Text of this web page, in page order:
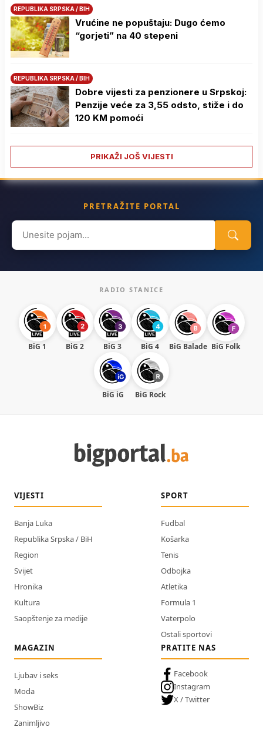
REPUBLIKA SRPSKA / BIH
Vrućine ne popuštaju: Dugo ćemo
“gorjeti” na 40 stepeni
REPUBLIKA SRPSKA / BIH
Dobre vijesti za penzionere u Srpskoj:
Penzije veće za 3,55 odsto, stiže i do
120 KM pomoći
PRIKAŽI JOŠ VIJESTI
PRETRAŽITE PORTAL
Search
for:
RADIO STANICE
BiG 1 BiG 2 BiG 3 BiG 4 BiG Balade BiG Folk
BiG iG BiG Rock
VIJESTI
Banja Luka
Republika Srpska / BiH
Region
Svijet
Hronika
Kultura
Saopštenje za medije
SPORT
Fudbal
Košarka
Tenis
Odbojka
Atletika
Formula 1
Vaterpolo
Ostali sportovi
MAGAZIN
Ljubav i seks
Moda
ShowBiz
Zanimljivo
PRATITE NAS
Facebook
Instagram
X / Twitter